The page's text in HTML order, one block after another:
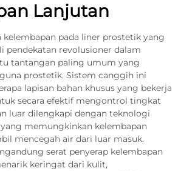
Lanjutan
pada liner prostetik yang
pendekatan revolusioner dalam
tantangan paling umum yang
prostetik. Sistem canggih ini
lapisan bahan khusus yang bekerja
secara efektif mengontrol tingkat
luar dilengkapi dengan teknologi
memungkinkan kelembapan
mencegah air dari luar masuk.
serat penyerap kelembapan
keringat dari kulit,